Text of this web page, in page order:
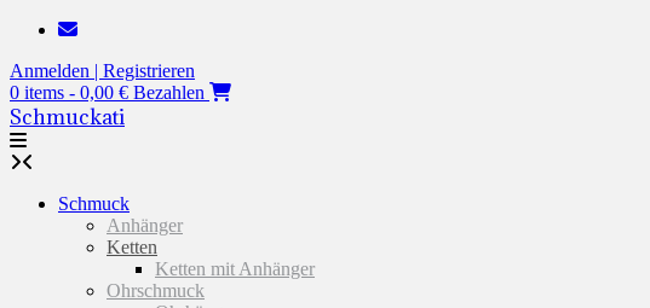
Zum
springen
Anmelden | Registrieren
0 items - 0,00 € Bezahlen
Schmuckati
Schmuck
Anhänger
Ketten
Ketten mit Anhänger
Ohrschmuck